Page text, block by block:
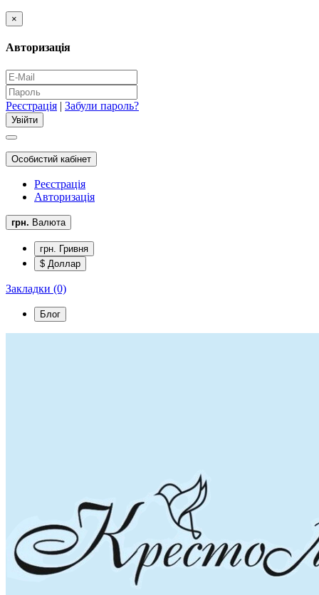
×
Авторизація
Реєстрація | Забули пароль?
Особистий кабінет
Реєстрація
Авторизація
грн. Валюта
грн. Гривня
$ Доллар
Закладки (0)
Блог